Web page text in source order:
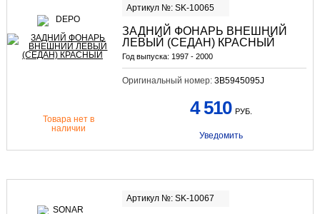
Артикул №: SK-10065
ЗАДНИЙ ФОНАРЬ ВНЕШНИЙ
ЛЕВЫЙ (СЕДАН) КРАСНЫЙ
Год выпуска: 1997 - 2000
Оригинальный номер: 3B5945095J
Товара нет в
наличии
4 510 РУБ.
Уведомить
Артикул №: SK-10067